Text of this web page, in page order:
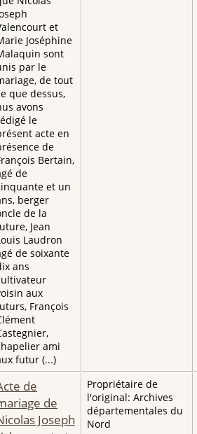
et
Joséphine
sont
par le
de tout
que dessus,
avons
le
acte en
de
Bertain,
de
et un
berger
de la
Jean
Laudron
de soixante
ans
aux
François
ami
futur (...)
de
de
Joseph
Propriétaire de
l'original: Archives
départementales du
Nord